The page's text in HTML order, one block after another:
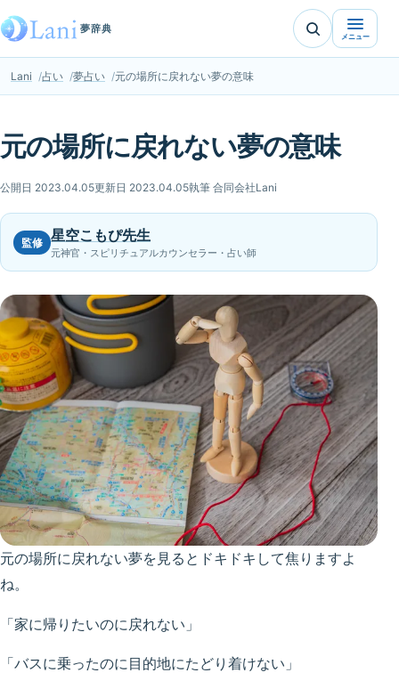
夢辞典
メニュー
Lani 占い 夢占い 元の場所に戻れない夢の意味
元の場所に戻れない夢の意味
公開日 2023.04.05更新日 2023.04.05執筆 合同会社Lani
監修 星空こもぴ先生
元神官・スピリチュアルカウンセラー・占い師
元の場所に戻れない夢を見るとドキドキして焦りますよ
ね。
「家に帰りたいのに戻れない」
「バスに乗ったのに目的地にたどり着けない」